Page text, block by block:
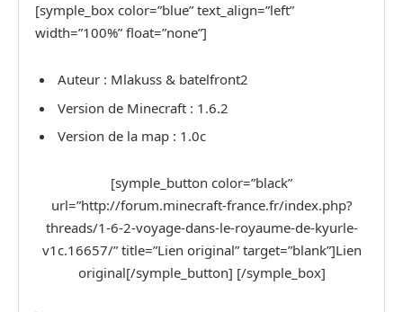
[symple_box color=”blue” text_align=”left”
width=”100%” float=”none”]
Auteur : Mlakuss & batelfront2
Version de Minecraft : 1.6.2
Version de la map : 1.0c
[symple_button color=”black”
url=”http://forum.minecraft-france.fr/index.php?
threads/1-6-2-voyage-dans-le-royaume-de-kyurle-
v1c.16657/” title=”Lien original” target=”blank”]Lien
original[/symple_button] [/symple_box]